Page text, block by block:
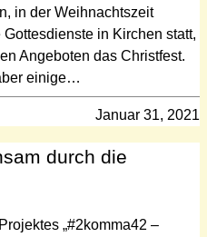
in der Weihnachtszeit
in Kirchen statt,
Angeboten das Christfest.
einige…
Januar 31, 2021
durch die
„#2komma42 –